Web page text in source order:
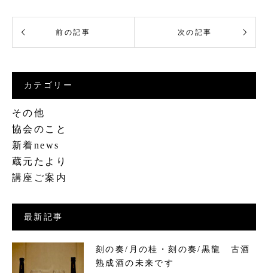
カテゴリー
その他
協会のこと
新着news
蔵元たより
講座ご案内
最新記事
刻の奏/月の桂・刻の奏/黒龍 古酒
熟成酒の未来です